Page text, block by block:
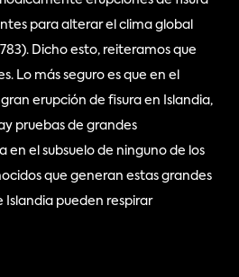
para alterar el clima global
Dicho esto, reiteramos que
Lo más seguro es que en el
erupción de fisura en Islandia,
pruebas de grandes
el subsuelo de ninguno de los
que generan estas grandes
Islandia pueden respirar